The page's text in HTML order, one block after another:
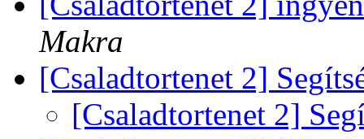
Makra
[Csaladtortenet 2]
[Csaladtortenet 2]